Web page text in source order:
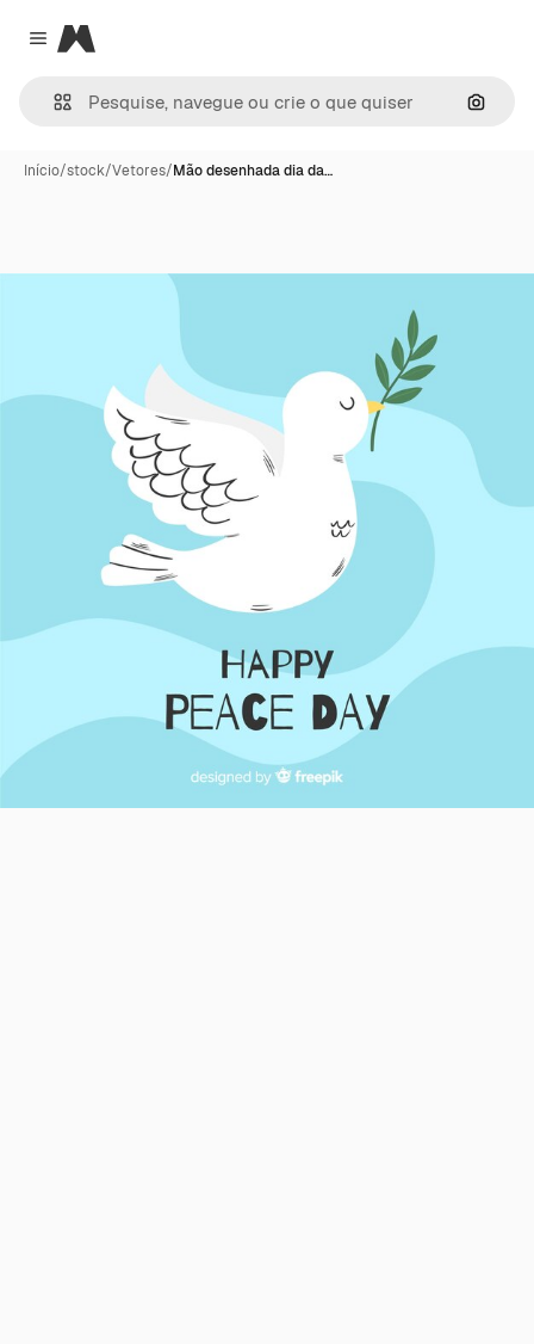
Close menu
Magnific
Início/stock/Vetores/Mão desenhada dia da…